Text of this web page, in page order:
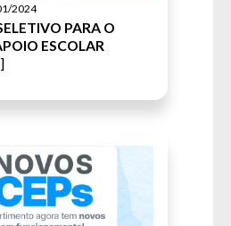
2024
PARA O
ESCOLAR